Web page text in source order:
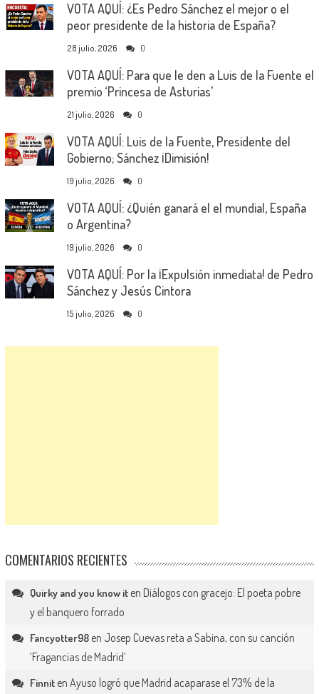
VOTA AQUÍ: ¿Es Pedro Sánchez el mejor o el
peor presidente de la historia de España?
28 julio, 2026 0
VOTA AQUÍ: Para que le den a Luis de la Fuente el
premio ‘Princesa de Asturias’
21 julio, 2026 0
VOTA AQUÍ: Luis de la Fuente, Presidente del
Gobierno; Sánchez ¡Dimisión!
19 julio, 2026 0
VOTA AQUÍ: ¿Quién ganará el el mundial, España
o Argentina?
19 julio, 2026 0
VOTA AQUÍ: Por la ¡Expulsión inmediata! de Pedro
Sánchez y Jesús Cintora
15 julio, 2026 0
COMENTARIOS RECIENTES
Quirky and you know iten Diálogos con gracejo: El poeta pobre
y el banquero forrado
Fancyotter98en Josep Cuevas reta a Sabina, con su canción
‘Fragancias de Madrid’
Finniten Ayuso logró que Madrid acaparase el 73% de la